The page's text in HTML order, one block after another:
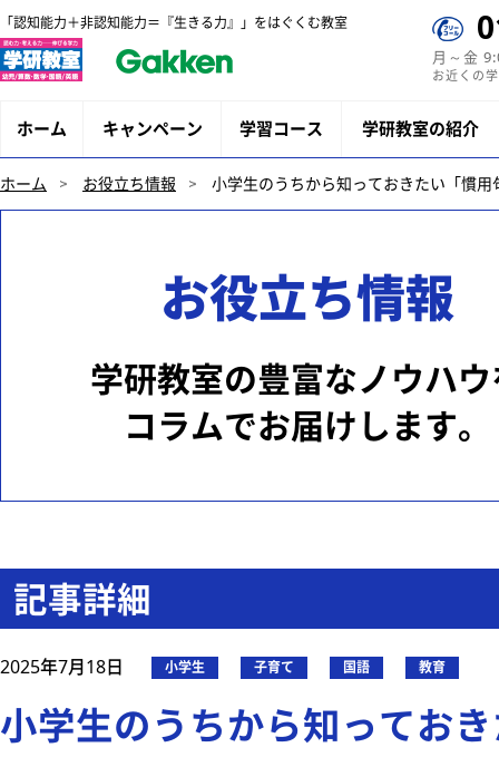
「認知能力＋非認知能力＝『生きる力』」をはぐくむ教室
月～金
お近くの
ホーム キャンペーン 学習コース 学研教室の紹介
ホーム お役立ち情報 小学生のうちから知っておきたい「慣
お役立ち情報
学研教室の豊富なノウハ
コラムでお届けします。
記事詳細
2025年7月18日 小学生 子育て 国語 教育
小学生のうちから知ってお